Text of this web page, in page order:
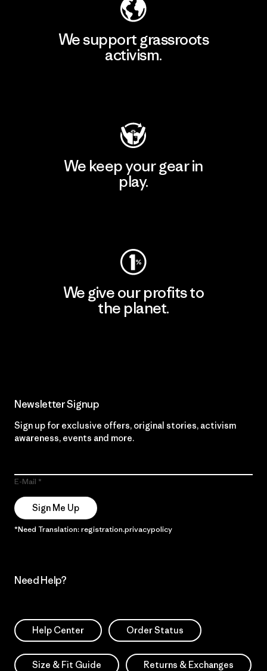
We support grassroots
activism.
We keep your gear in
play.
We give our profits to
the planet.
Newsletter Signup
Sign up for exclusive offers, original stories, activism
awareness, events and more.
E-Mail
Sign Me Up
*Need Translation: registration.privacypolicy
Need Help?
Help Center Order Status
Size & Fit Guide Returns & Exchanges